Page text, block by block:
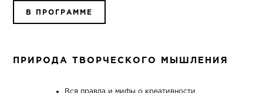
В ПРОГРАММЕ
ПРИРОДА ТВОРЧЕСКОГО МЫШЛЕНИЯ
Вся правда и мифы о креативности